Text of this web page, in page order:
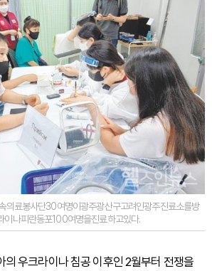
의료봉사단30여명이광주광산구고려인광주진료소를방
이나피란동포100여명을진료하고있다.
의 우크라이나 침공 이후인 2월부터 전쟁을